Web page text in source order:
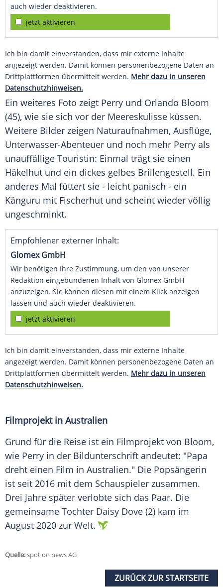
auch wieder deaktivieren.
jetzt aktivieren
Ich bin damit einverstanden, dass mir externe Inhalte
angezeigt werden. Damit können personenbezogene Daten an
Drittplattformen übermittelt werden. Mehr dazu in unseren
Datenschutzhinweisen.
Ein weiteres Foto zeigt Perry und Orlando Bloom
(45), wie sie sich vor der Meereskulisse küssen.
Weitere Bilder zeigen Naturaufnahmen, Ausflüge,
Unterwasser-Abenteuer und noch mehr Perry als
unauffällige Touristin: Einmal trägt sie einen
Häkelhut und ein dickes gelbes Brillengestell. Ein
anderes Mal füttert sie - leicht panisch - ein
Känguru mit Fischerhut und scheint wieder völlig
ungeschminkt.
Empfohlener externer Inhalt:
Glomex GmbH
Wir benötigen Ihre Zustimmung, um den von unserer
Redaktion eingebundenen Inhalt von Glomex GmbH
anzuzeigen. Sie können diesen mit einem Klick anzeigen
lassen und auch wieder deaktivieren.
jetzt aktivieren
Ich bin damit einverstanden, dass mir externe Inhalte
angezeigt werden. Damit können personenbezogene Daten an
Drittplattformen übermittelt werden. Mehr dazu in unseren
Datenschutzhinweisen.
Filmprojekt in Australien
Grund für die Reise ist ein Filmprojekt von Bloom,
wie Perry in der Bildunterschrift andeutet: "Papa
dreht einen Film in Australien." Die Popsängerin
ist seit 2016 mit dem Schauspieler zusammen.
Drei Jahre später verlobte sich das Paar. Die
gemeinsame Tochter Daisy Dove (2) kam im
August 2020 zur Welt.
Quelle:spot on news AG
ZURÜCK ZUR STARTSEITE